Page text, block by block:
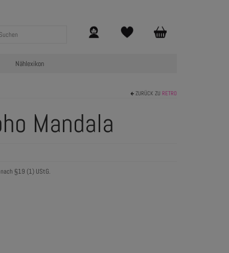
Nählexikon
ZURÜCK ZU RETRO
Mandala
§19 (1) UStG.